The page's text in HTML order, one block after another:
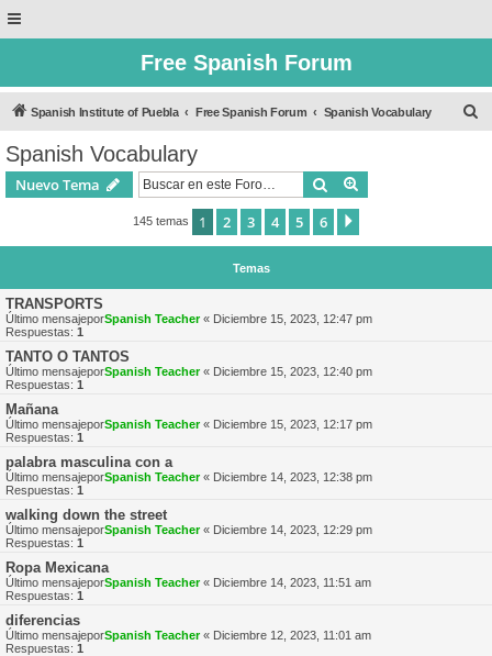
Free Spanish Forum
Spanish Institute of Puebla Free Spanish Forum Spanish Vocabulary
Spanish Vocabulary
Nuevo Tema Buscar
145 temas 1 2 3 4 5 6
Temas
TRANSPORTS
Último mensajeporSpanish Teacher« Diciembre 15, 2023, 12:47 pm
Respuestas: 1
TANTO O TANTOS
Último mensajeporSpanish Teacher« Diciembre 15, 2023, 12:40 pm
Respuestas: 1
Mañana
Último mensajeporSpanish Teacher« Diciembre 15, 2023, 12:17 pm
Respuestas: 1
palabra masculina con a
Último mensajeporSpanish Teacher« Diciembre 14, 2023, 12:38 pm
Respuestas: 1
walking down the street
Último mensajeporSpanish Teacher« Diciembre 14, 2023, 12:29 pm
Respuestas: 1
Ropa Mexicana
Último mensajeporSpanish Teacher« Diciembre 14, 2023, 11:51 am
Respuestas: 1
diferencias
Último mensajeporSpanish Teacher« Diciembre 12, 2023, 11:01 am
Respuestas: 1